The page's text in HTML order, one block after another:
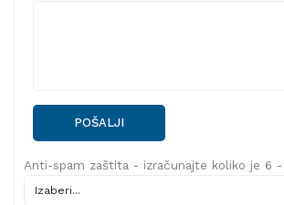
POŠALJI
Anti-spam zaštita - izračunajte koliko je 6 -